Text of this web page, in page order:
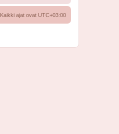
Kaikki ajat ovat UTC+03:00